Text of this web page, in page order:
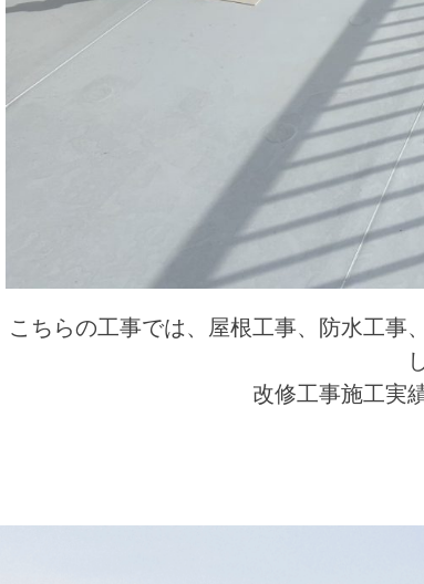
こちらの工事では、屋根工事、防水工事
改修工事施工実